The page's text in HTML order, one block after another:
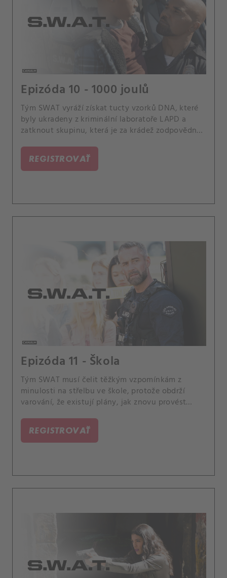
Epizóda 10 - 1000 joulů
Tým SWAT vyráží získat tucty vzorků DNA, které
byly ukradeny z kriminální laboratoře LAPD a
zatknout skupinu, která je za krádež zodpovědná.
kapitána Hickse.
REGISTROVAŤ
Epizóda 11 - Škola
Tým SWAT musí čelit těžkým vzpomínkám z
minulosti na střelbu ve škole, protože obdrží
varování, že existují plány, jak znovu provést
včas zastavili novou hrozbu, a přitom vzpomínají
na den jejich stresující první mise.
REGISTROVAŤ